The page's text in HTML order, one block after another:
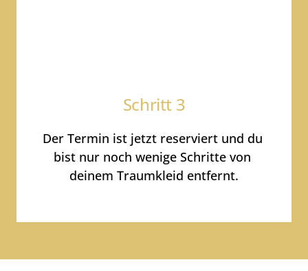
Schritt 3
Der Termin ist jetzt reserviert und
bist nur noch wenige Schritte
deinem Traumkleid entfernt.